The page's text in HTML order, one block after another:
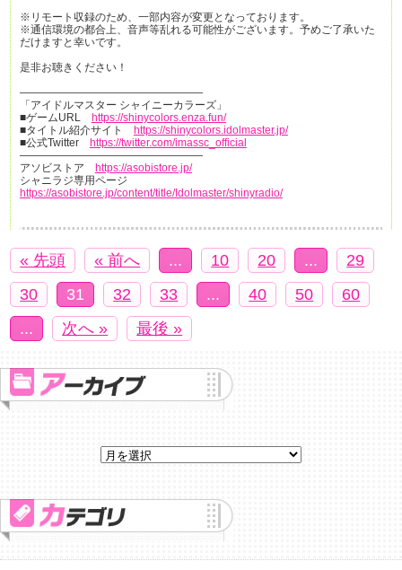
※リモート収録のため、一部内容が変更となっております。
※通信環境の都合上、音声等乱れる可能性がございます。予めご了承いた
だけますと幸いです。
是非お聴きください！
—————————————————
「アイドルマスター シャイニーカラーズ」
■ゲームURL
https://shinycolors.enza.fun/
■タイトル紹介サイト
https://shinycolors.idolmaster.jp/
■公式Twitter
https://twitter.com/imassc_official
—————————————————
アソビストア
https://asobistore.jp/
シャニラジ専用ページ
https://asobistore.jp/content/title/Idolmaster/shinyradio/
« 先頭 « 前へ ... 10 20 ...
29
30
31 32 33 ... 40 50
60
...
次へ » 最後 »